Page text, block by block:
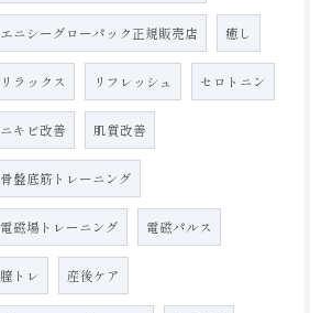
エニシーグローパック正規販売店 癒し
リラックス リフレッシュ セロトニン
ニキビ改善 肌質改善
骨盤底筋トレーニング
電磁場トレーニング 電磁パルス
膣トレ 産後ケア